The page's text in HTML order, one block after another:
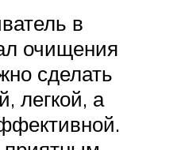
в
очищения
сделать
легкой, а